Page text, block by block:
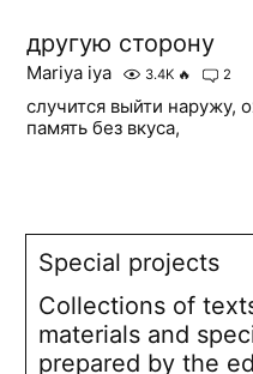
другую сторону
Mariya iya 3.4K 🔥 2
случится выйти наружу,
память без вкуса,
Special projects
Collections of
materials and
prepared by the